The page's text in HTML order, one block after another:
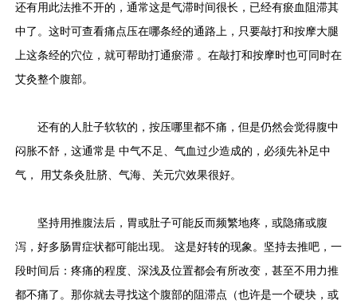
还有用此法推不开的，通常这是气滞时间很长，已经有瘀血阻滞其
中了。这时可查看痛点压在哪条经的通路上，只要敲打和按摩大腿
上这条经的穴位，就可帮助打通瘀滞 。在敲打和按摩时也可同时在
艾灸整个腹部。
还有的人肚子软软的，按压哪里都不痛，但是仍然会觉得腹中
闷胀不舒，这通常是 中气不足、气血过少造成的，必须先补足中
气， 用艾条灸肚脐、气海、关元穴效果很好。
坚持用推腹法后，胃或肚子可能反而频繁地疼，或隐痛或腹
泻，好多肠胃症状都可能出现。 这是好转的现象。坚持去推吧，一
段时间后：疼痛的程度、深浅及位置都会有所改变，甚至不用力推
都不痛了。那你就去寻找这个腹部的阻滞点（也许是一个硬块，或